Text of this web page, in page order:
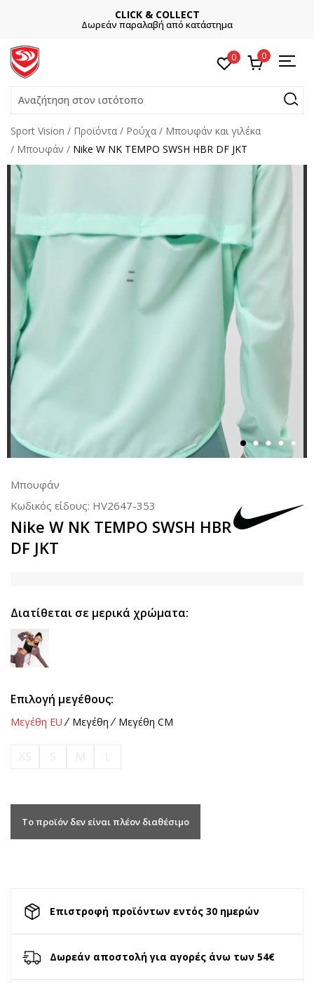
CLICK & COLLECT
Δωρεάν παραλαβή από κατάστημα
0 0
Αναζήτηση στον ιστότοπο
Sport Vision Προϊόντα Ρούχα
Μπουφάν και γιλέκα
Μπουφάν
Nike W NK TEMPO SWSH HBR DF JKT
Μπουφάν
Κωδικός είδους: HV2647-353
Nike W NK TEMPO SWSH HBR
DF JKT
Διατίθεται σε μερικά χρώματα:
Επιλογή μεγέθους:
Μεγέθη EU Μεγέθη Μεγέθη CM
Το προϊόν δεν είναι πλέον διαθέσιμο
Επιστροφή προϊόντων εντός 30 ημερών
Δωρεάν αποστολή για αγορές άνω των 54€